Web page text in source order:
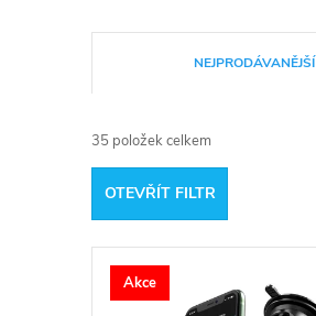
a
z
e
n
NEJPRODÁVANĚJŠÍ
35 položek celkem
OTEVŘÍT FILTR
VAkce